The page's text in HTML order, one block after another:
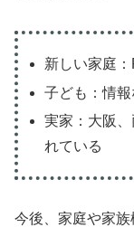
新しい家庭
子ども：情報
実家：大阪
れている
今後、家庭や家